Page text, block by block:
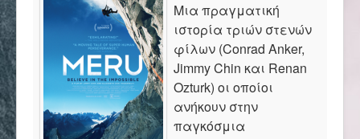
Φωτο - Video
Επικοινωνία
Μια πραγματική
ιστορία τριών στενών
φίλων (Conrad Anker,
Jimmy Chin και Renan
Ozturk) οι οποίοι
ανήκουν στην
παγκόσμια